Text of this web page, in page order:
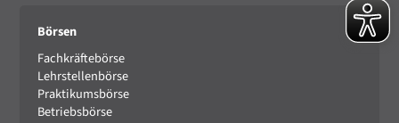
Börsen
Fachkräftebörse
Lehrstellenbörse
Praktikumsbörse
Betriebsbörse